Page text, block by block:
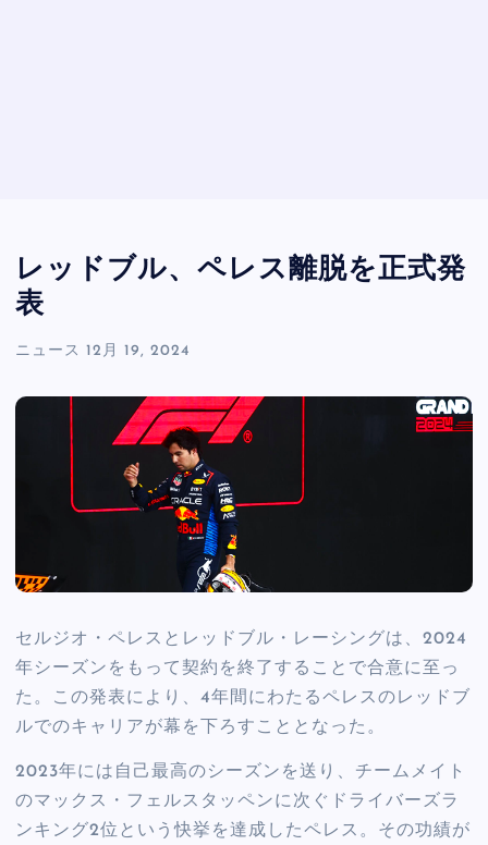
レッドブル、ペレス離脱を正式発
表
ニュース 12月 19, 2024
セルジオ・ペレスとレッドブル・レーシングは、2024
年シーズンをもって契約を終了することで合意に至っ
た。この発表により、4年間にわたるペレスのレッドブ
ルでのキャリアが幕を下ろすこととなった。
2023年には自己最高のシーズンを送り、チームメイト
のマックス・フェルスタッペンに次ぐドライバーズラ
ンキング2位という快挙を達成したペレス。その功績が